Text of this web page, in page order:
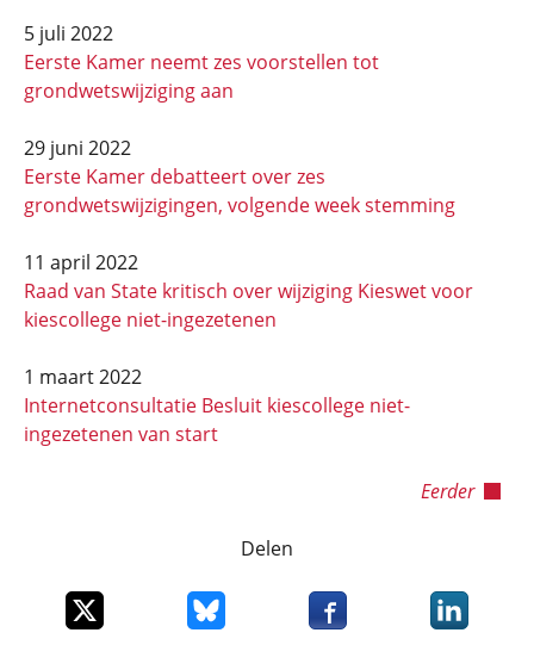
5 juli 2022
Eerste Kamer neemt zes voorstellen tot
grondwetswijziging aan
29 juni 2022
Eerste Kamer debatteert over zes
grondwetswijzigingen, volgende week stemming
11 april 2022
Raad van State kritisch over wijziging Kieswet voor
kiescollege niet-ingezetenen
1 maart 2022
Internetconsultatie Besluit kiescollege niet-
ingezetenen van start
Eerder
Delen
Deel dit item op XDeel dit item op Bluesky
Deel dit item opDeel dit